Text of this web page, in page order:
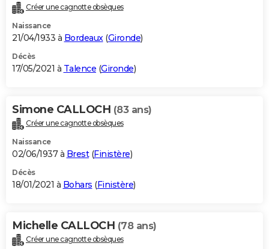
Créer une cagnotte obsèques
Naissance
21/04/1933 à Bordeaux(Gironde)
Décès
17/05/2021 à Talence (Gironde)
Simone CALLOCH (83 ans)
Créer une cagnotte obsèques
Naissance
02/06/1937 à Brest(Finistère)
Décès
18/01/2021 à Bohars (Finistère)
Michelle CALLOCH (78 ans)
Créer une cagnotte obsèques